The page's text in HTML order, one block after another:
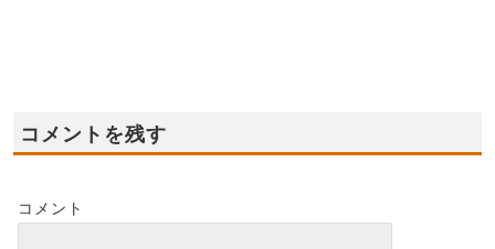
コメントを残す
コメント